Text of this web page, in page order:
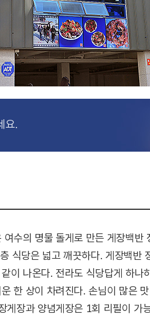
요.
수의 명물 돌게로 만든 게장백반
식당은 넓고 깨끗하다. 게장백반
이 나온다. 전라도 식당답게 하
한 상이 차려진다. 손님이 많은
게장과 양념게장은 1회 리필이 가